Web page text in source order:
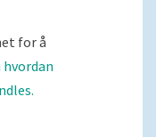
for å